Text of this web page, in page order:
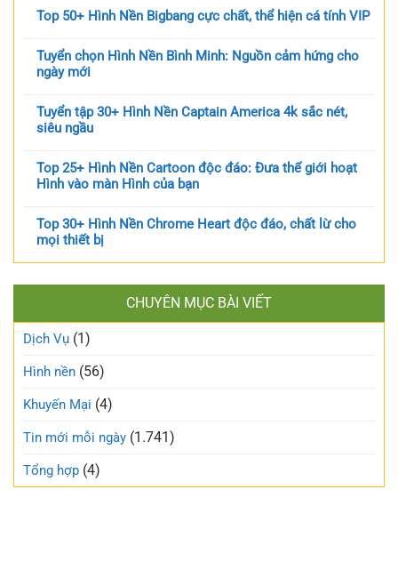
Top 50+ Hình Nền Bigbang cực chất, thể hiện cá tính VIP
Tuyển chọn Hình Nền Bình Minh: Nguồn cảm hứng cho
ngày mới
Tuyển tập 30+ Hình Nền Captain America 4k sắc nét,
siêu ngầu
Top 25+ Hình Nền Cartoon độc đáo: Đưa thế giới hoạt
Hình vào màn Hình của bạn
Top 30+ Hình Nền Chrome Heart độc đáo, chất lừ cho
mọi thiết bị
CHUYÊN MỤC BÀI VIẾT
Dịch Vụ (1)
Hình nền (56)
Khuyến Mại (4)
Tin mới mỗi ngày (1.741)
Tổng hợp (4)